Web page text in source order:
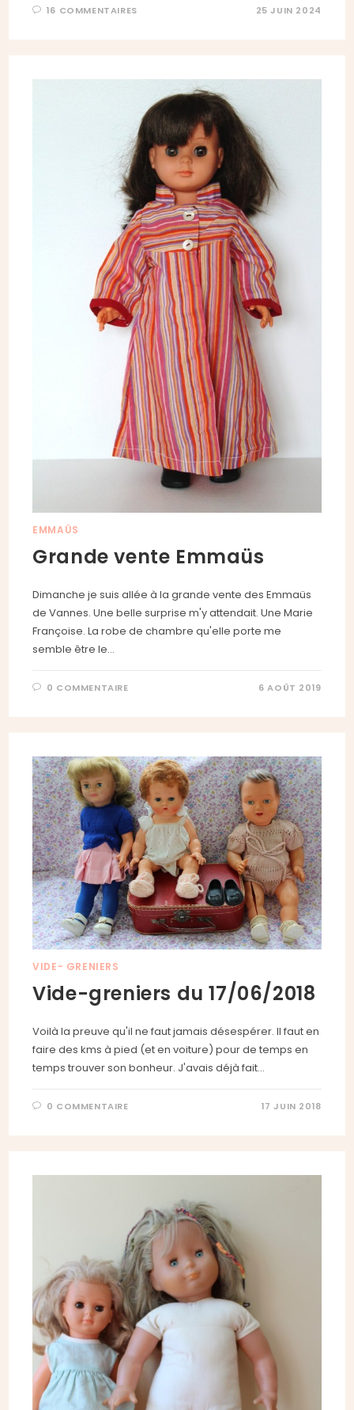
16 COMMENTAIRES 25 JUIN 2024
EMMAÜS
Grande vente Emmaüs
Dimanche je suis allée à la grande vente des Emmaüs
de Vannes. Une belle surprise m'y attendait. Une Marie
Françoise. La robe de chambre qu'elle porte me
semble être le…
0 COMMENTAIRE 6 AOÛT 2019
VIDE- GRENIERS
Vide-greniers du 17/06/2018
Voilà la preuve qu'il ne faut jamais désespérer. Il faut en
faire des kms à pied (et en voiture) pour de temps en
temps trouver son bonheur. J'avais déjà fait…
0 COMMENTAIRE 17 JUIN 2018